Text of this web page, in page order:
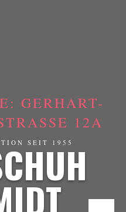
GERHART-
12A
SEIT 1955